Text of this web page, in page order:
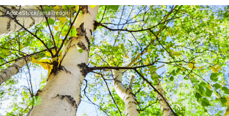
AdobeStock/smallredgirl